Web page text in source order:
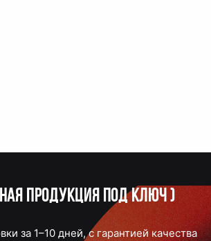
продукция под ключ)
за 1–10 дней, с гарантией качества